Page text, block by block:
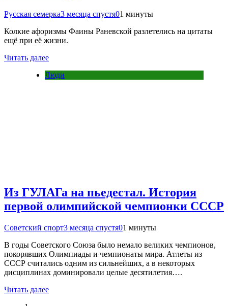
Русская семерка3 месяца спустя01 минуты
Колкие афоризмы Фаины Раневской разлетелись на цитаты
ещё при её жизни.
Читать далее
Люди
Из ГУЛАГа на пьедестал. История
первой олимпийской чемпионки СССР
Советский спорт3 месяца спустя01 минуты
В годы Советского Союза было немало великих чемпионов,
покорявших Олимпиады и чемпионаты мира. Атлеты из
СССР считались одним из сильнейших, а в некоторых
дисциплинах доминировали целые десятилетия….
Читать далее